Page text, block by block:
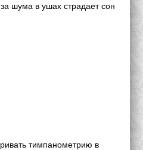
шума в ушах страдает сон
тимпанометрию в